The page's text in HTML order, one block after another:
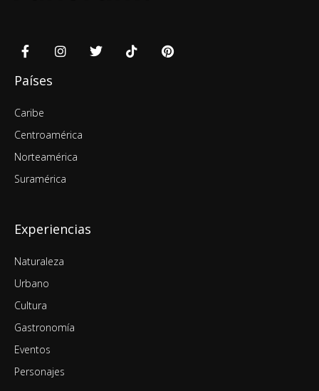
Países
Caribe
Centroamérica
Norteamérica
Suramérica
Experiencias
Naturaleza
Urbano
Cultura
Gastronomía
Eventos
Personajes